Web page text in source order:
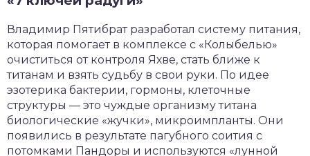
Владимир Пятибрат разработал систему питания,
которая помогает в комплексе с «Колыбелью»
очиститься от контроля Яхве, стать ближе к
титанам и взять судьбу в свои руки. По идее
эзотерика бактерии, гормоны, клеточные
структуры — это чуждые организму титана
биологические «жучки», микроимпланты. Они
появились в результате пагубного соития с
потомками Пандоры и используются «лунной